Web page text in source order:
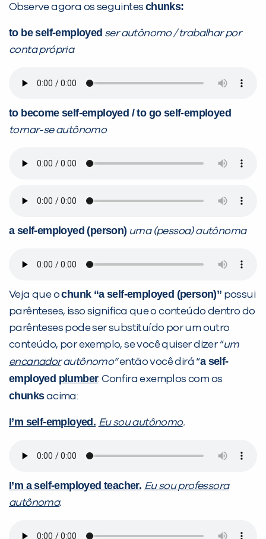
Observe agora os seguintes chunks:
to be self-employed ser autônomo / trabalhar por
conta própria
to become self-employed / to go self-employed
tornar-se autônomo
a self-employed (person) uma (pessoa) autônoma
Veja que ochunk “a self-employed (person)” possui
parênteses, isso significa que o conteúdo dentro do
parênteses pode ser substituído por um outro
conteúdo, por exemplo, se você quiser dizer “um
encanadorautônomo”então você dirá “a self-
employed plumber. Confira exemplos com os
chunksacima:
I’m self-employed. Eu sou autônomo.
I’m a self-employed teacher. Eu sou professora
autônoma.